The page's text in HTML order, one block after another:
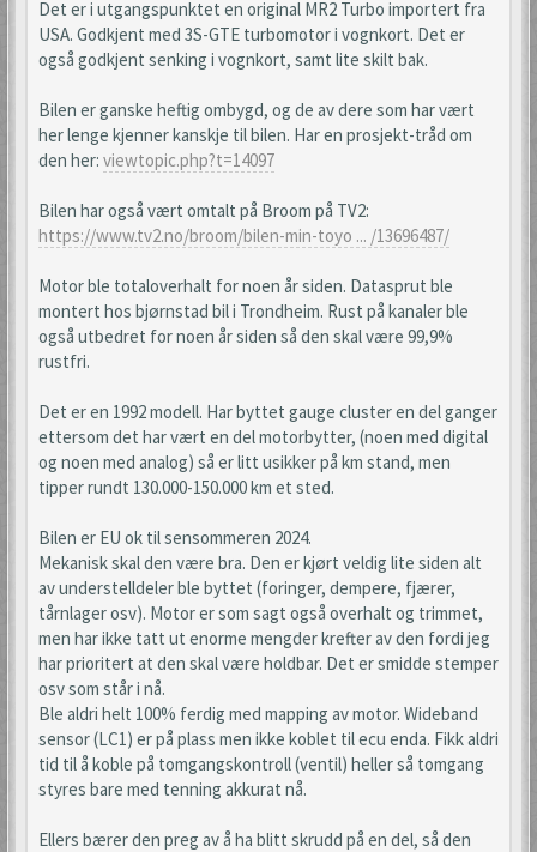
Det er i utgangspunktet en original MR2 Turbo importert fra
USA. Godkjent med 3S-GTE turbomotor i vognkort. Det er
også godkjent senking i vognkort, samt lite skilt bak.
Bilen er ganske heftig ombygd, og de av dere som har vært
her lenge kjenner kanskje til bilen. Har en prosjekt-tråd om
den her: viewtopic.php?t=14097
Bilen har også vært omtalt på Broom på TV2:
https://www.tv2.no/broom/bilen-min-toyo ... /13696487/
Motor ble totaloverhalt for noen år siden. Datasprut ble
montert hos bjørnstad bil i Trondheim. Rust på kanaler ble
også utbedret for noen år siden så den skal være 99,9%
rustfri.
Det er en 1992 modell. Har byttet gauge cluster en del ganger
ettersom det har vært en del motorbytter, (noen med digital
og noen med analog) så er litt usikker på km stand, men
tipper rundt 130.000-150.000 km et sted.
Bilen er EU ok til sensommeren 2024.
Mekanisk skal den være bra. Den er kjørt veldig lite siden alt
av understelldeler ble byttet (foringer, dempere, fjærer,
tårnlager osv). Motor er som sagt også overhalt og trimmet,
men har ikke tatt ut enorme mengder krefter av den fordi jeg
har prioritert at den skal være holdbar. Det er smidde stemper
osv som står i nå.
Ble aldri helt 100% ferdig med mapping av motor. Wideband
sensor (LC1) er på plass men ikke koblet til ecu enda. Fikk aldri
tid til å koble på tomgangskontroll (ventil) heller så tomgang
styres bare med tenning akkurat nå.
Ellers bærer den preg av å ha blitt skrudd på en del, så den